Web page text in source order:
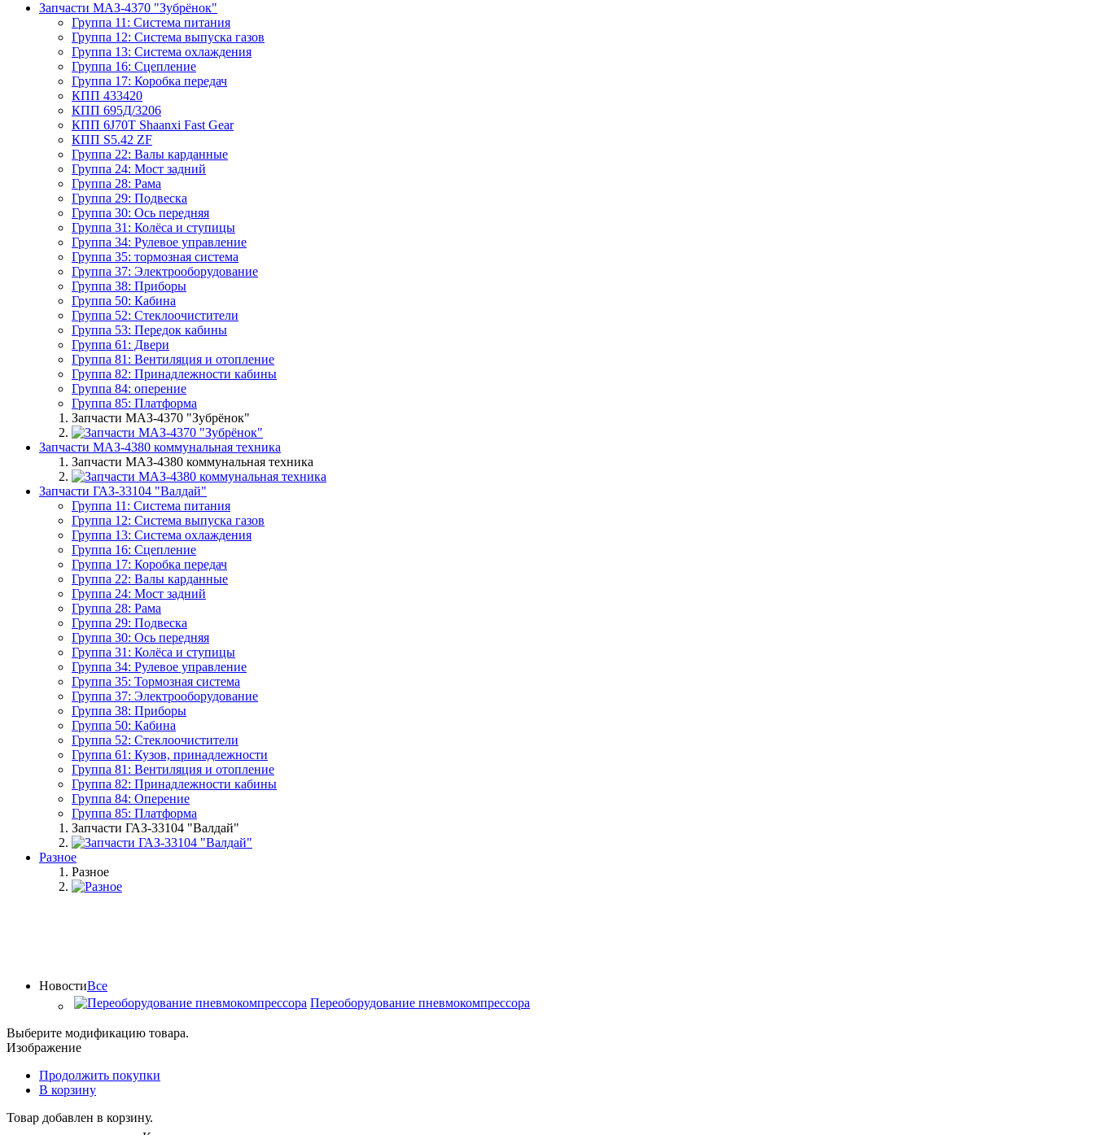
Запчасти МАЗ-4370 "Зубрёнок"
Группа 11: Система питания
Группа 12: Система выпуска газов
Группа 13: Система охлаждения
Группа 16: Сцепление
Группа 17: Коробка передач
КПП 433420
КПП 695Д/3206
КПП 6J70T Shaanxi Fast Gear
КПП S5.42 ZF
Группа 22: Валы карданные
Группа 24: Мост задний
Группа 28: Рама
Группа 29: Подвеска
Группа 30: Ось передняя
Группа 31: Колёса и ступицы
Группа 34: Рулевое управление
Группа 35: тормозная система
Группа 37: Электрооборудование
Группа 38: Приборы
Группа 50: Кабина
Группа 52: Стеклоочистители
Группа 53: Передок кабины
Группа 61: Двери
Группа 81: Вентиляция и отопление
Группа 82: Принадлежности кабины
Группа 84: оперение
Группа 85: Платформа
Запчасти МАЗ-4370 "Зубрёнок"
Запчасти МАЗ-4380 коммунальная техника
Запчасти МАЗ-4380 коммунальная техника
Запчасти ГАЗ-33104 "Валдай"
Группа 11: Система питания
Группа 12: Система выпуска газов
Группа 13: Система охлаждения
Группа 16: Сцепление
Группа 17: Коробка передач
Группа 22: Валы карданные
Группа 24: Мост задний
Группа 28: Рама
Группа 29: Подвеска
Группа 30: Ось передняя
Группа 31: Колёса и ступицы
Группа 34: Рулевое управление
Группа 35: Тормозная система
Группа 37: Электрооборудование
Группа 38: Приборы
Группа 50: Кабина
Группа 52: Стеклоочистители
Группа 61: Кузов, принадлежности
Группа 81: Вентиляция и отопление
Группа 82: Принадлежности кабины
Группа 84: Оперение
Группа 85: Платформа
Запчасти ГАЗ-33104 "Валдай"
Разное
Разное
НовостиВсе
Переоборудование пневмокомпрессора
Выберите модификацию товара.
Изображение
Продолжить покупки
В корзину
Товар добавлен в корзину.